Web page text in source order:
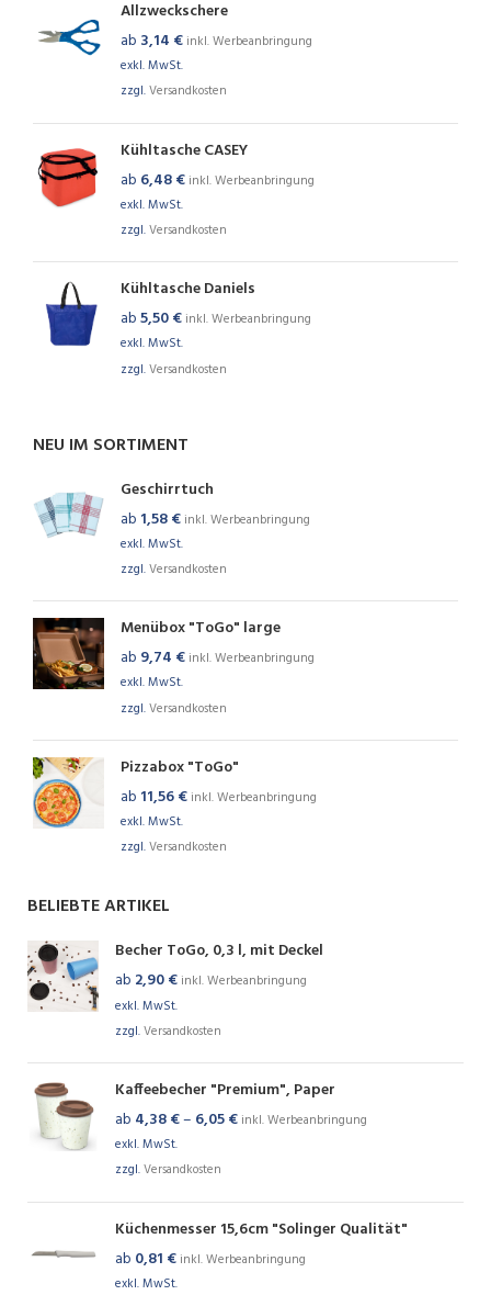
Allzweckschere
ab 3,14 € inkl. Werbeanbringung
exkl. MwSt.
zzgl.Versandkosten
Kühltasche CASEY
ab 6,48€ inkl. Werbeanbringung
exkl. MwSt.
zzgl.Versandkosten
Kühltasche Daniels
ab5,50€ inkl. Werbeanbringung
exkl. MwSt.
zzgl.Versandkosten
NEU IM SORTIMENT
Geschirrtuch
ab 1,58€ inkl. Werbeanbringung
exkl. MwSt.
zzgl.Versandkosten
Menübox "ToGo" large
ab 9,74 € inkl. Werbeanbringung
exkl. MwSt.
zzgl.Versandkosten
Pizzabox "ToGo"
ab 11,56€ inkl. Werbeanbringung
exkl. MwSt.
zzgl.Versandkosten
BELIEBTE ARTIKEL
Becher ToGo, 0,3 l, mit Deckel
ab 2,90€ inkl. Werbeanbringung
exkl. MwSt.
zzgl.Versandkosten
Kaffeebecher "Premium", Paper
ab 4,38€– 6,05€ inkl. Werbeanbringung
exkl. MwSt.
zzgl.Versandkosten
Küchenmesser 15,6cm "Solinger Qualität"
ab 0,81 € inkl. Werbeanbringung
exkl. MwSt.